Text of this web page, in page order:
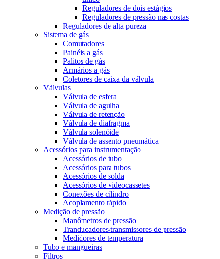
Reguladores de dois estágios
Reguladores de pressão nas costas
Reguladores de alta pureza
Sistema de gás
Comutadores
Painéis a gás
Palitos de gás
Armários a gás
Coletores de caixa da válvula
Válvulas
Válvula de esfera
Válvula de agulha
Válvula de retenção
Válvula de diafragma
Válvula solenóide
Válvula de assento pneumática
Acessórios para instrumentação
Acessórios de tubo
Acessórios para tubos
Acessórios de solda
Acessórios de videocassetes
Conexões de cilindro
Acoplamento rápido
Medição de pressão
Manômetros de pressão
Tranducadores/transmissores de pressão
Medidores de temperatura
Tubo e mangueiras
Filtros